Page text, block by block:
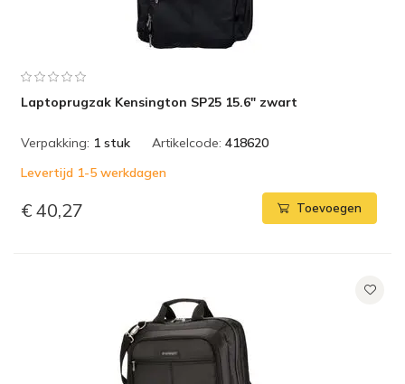
Laptoprugzak Kensington SP25 15.6" zwart
Verpakking: 1 stuk Artikelcode: 418620
Levertijd 1-5 werkdagen
€ 40,27 Toevoegen